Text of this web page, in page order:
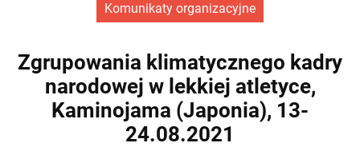
Komunikaty organizacyjne
Zgrupowania klimatycznego kadry
narodowej w lekkiej atletyce,
Kaminojama (Japonia), 13-
24.08.2021